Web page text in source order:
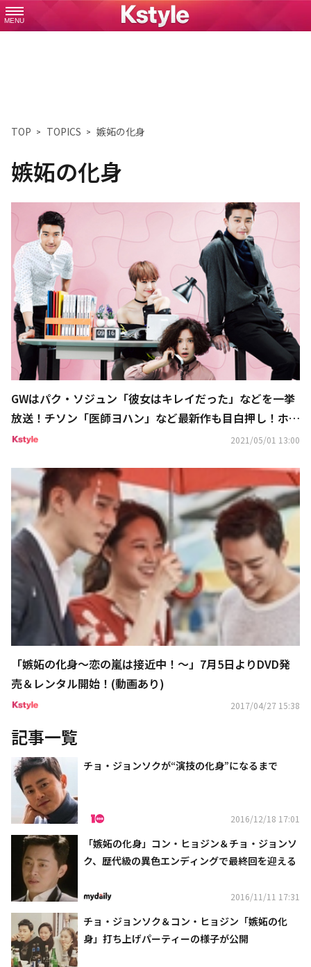
MENU
TOP TOPICS 嫉妬の化身
嫉妬の化身
GWはパク・ソジュン「彼女はキレイだった」などを一挙
放送！チソン「医師ヨハン」など最新作も目白押し！ホー
ムドラマチャンネル5月・6月の韓国ドラマに注目2021/05/01 13:00
「嫉妬の化身～恋の嵐は接近中！～」7月5日よりDVD発
売＆レンタル開始！(動画あり)
2017/04/27 15:38
記事一覧
チョ・ジョンソクが“演技の化身”になるまで
2016/12/18 17:01
「嫉妬の化身」コン・ヒョジン＆チョ・ジョンソ
ク、歴代級の異色エンディングで最終回を迎える
2016/11/11 17:31
チョ・ジョンソク＆コン・ヒョジン「嫉妬の化
身」打ち上げパーティーの様子が公開